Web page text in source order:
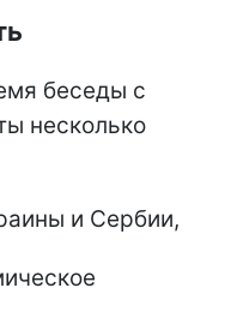
беседы с
несколько
и Сербии,